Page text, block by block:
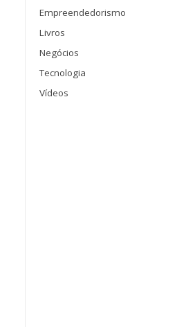
Empreendedorismo
Livros
Negócios
Tecnologia
Vídeos